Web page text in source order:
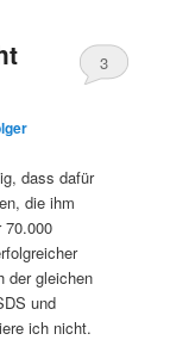
3
dass dafür
die ihm
70.000
der gleichen
und
ich nicht.